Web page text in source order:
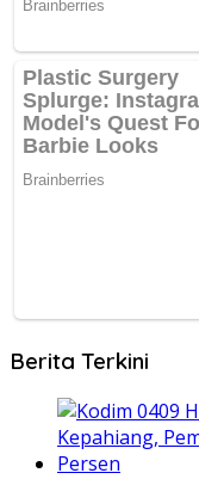
Berita Terkini